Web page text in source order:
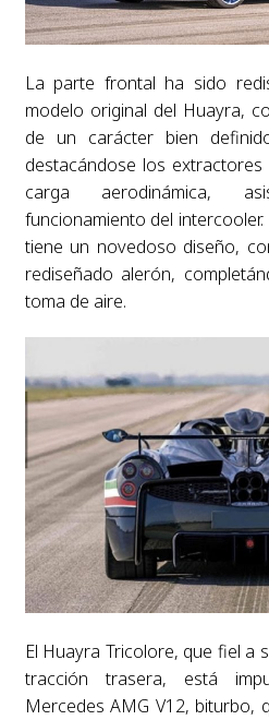
La parte frontal ha sido
modelo original del Huayra,
de un carácter bien
destacándose los
carga aerodinámica,
funcionamiento del
tiene un novedoso diseño,
rediseñado alerón,
toma de aire.
El Huayra Tricolore, que fiel a
tracción trasera, está
Mercedes AMG V12, biturbo,